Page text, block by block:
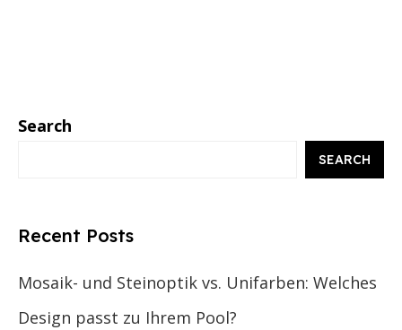
Search
SEARCH
Recent Posts
Mosaik- und Steinoptik vs. Unifarben: Welches
Design passt zu Ihrem Pool?